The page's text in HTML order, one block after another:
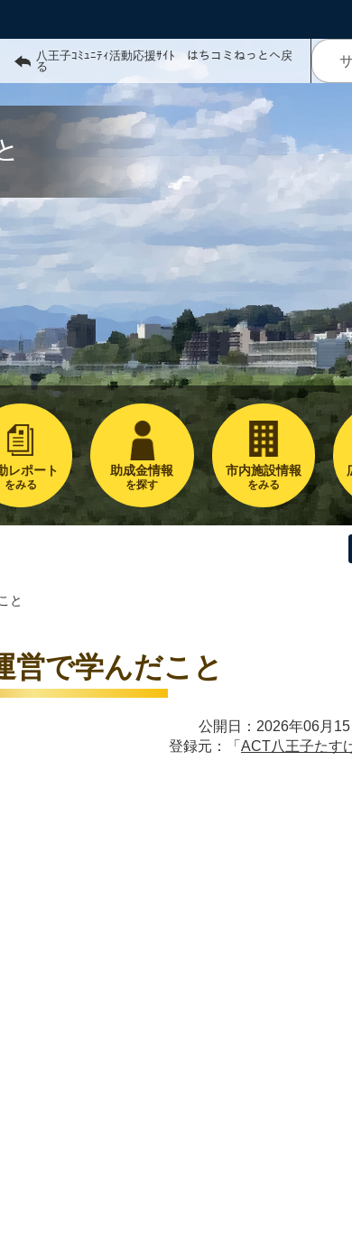
八王子ｺﾐｭﾆﾃｨ活動応援ｻｲﾄ はちコミねっとへ戻
る
レポート
をみる
助成金情報
を探す
市内施設情報
をみる
と
営で学んだこと
公開日：2026年06月
登録元：「 ACT八王子たす